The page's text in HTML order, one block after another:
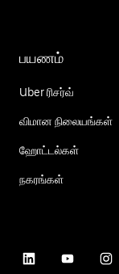
பயணம்
Uber ரிசர்வ்
விமான நிலையங்கள்
ஹோட்டல்கள்
நகரங்கள்